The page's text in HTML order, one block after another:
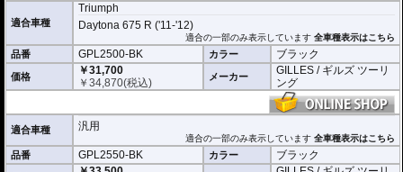
※写真はシリーズ代表イメージです。車種により形状、デザインが異なる場合
があります。
適合車種
Triumph
Daytona 675 R ('11-'12)
適合の一部のみ表示しています全車種表示はこちら
品番 GPL2500-BK カラー ブラック
価格
￥31,700
￥34,870(税込) メーカー
GILLES / ギルズ ツーリ
ング
適合車種 汎用
適合の一部のみ表示しています全車種表示はこちら
品番 GPL2550-BK カラー ブラック